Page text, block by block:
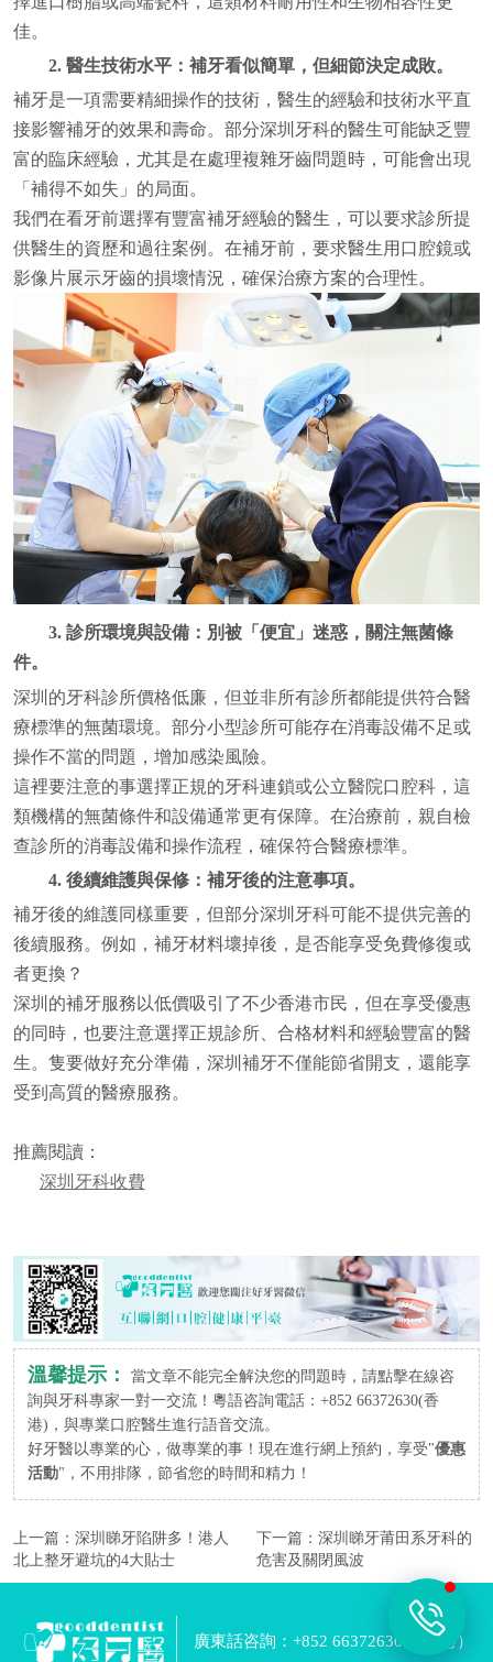
佳。
2. 醫生技術水平：補牙看似簡單，但細節決定成敗。
補牙是一項需要精細操作的技術，醫生的經驗和技術水平直
接影響補牙的效果和壽命。部分深圳牙科的醫生可能缺乏豐
富的臨床經驗，尤其是在處理複雜牙齒問題時，可能會出現
「補得不如失」的局面。
我們在看牙前選擇有豐富補牙經驗的醫生，可以要求診所提
供醫生的資歷和過往案例。 在補牙前，要求醫生用口腔鏡或
影像片展示牙齒的損壞情況，確保治療方案的合理性。
3. 診所環境與設備：別被「便宜」迷惑，關注無菌條
件。
深圳的牙科診所價格低廉，但並非所有診所都能提供符合醫
療標準的無菌環境。部分小型診所可能存在消毒設備不足或
操作不當的問題，增加感染風險。
這裡要注意的事選擇正規的牙科連鎖或公立醫院口腔科，這
類機構的無菌條件和設備通常更有保障。在治療前，親自檢
查診所的消毒設備和操作流程，確保符合醫療標準。
4. 後續維護與保修：補牙後的注意事項。
補牙後的維護同樣重要，但部分深圳牙科可能不提供完善的
後續服務。例如，補牙材料壞掉後，是否能享受免費修復或
者更換？
深圳的補牙服務以低價吸引了不少香港市民，但在享受優惠
的同時，也要注意選擇正規診所、合格材料和經驗豐富的醫
生。隻要做好充分準備，深圳補牙不僅能節省開支，還能享
受到高質的醫療服務。
推薦閱讀：
深圳牙科收費
溫馨提示：
當文章不能完全解決您的問題時，請點擊在線咨
詢與牙科專家一對一交流！粵語咨詢電話：+852 66372630(香
港)，與專業口腔醫生進行語音交流。
好牙醫以專業的心，做專業的事！現在進行網上預約，享受"優惠
活動"，不用排隊，節省您的時間和精力！
上一篇： 深圳睇牙陷阱多！港人
北上整牙避坑的4大貼士
下一篇： 深圳睇牙莆田系牙科的
危害及關閉風波
廣東話咨詢：+852 66372630 （香港）